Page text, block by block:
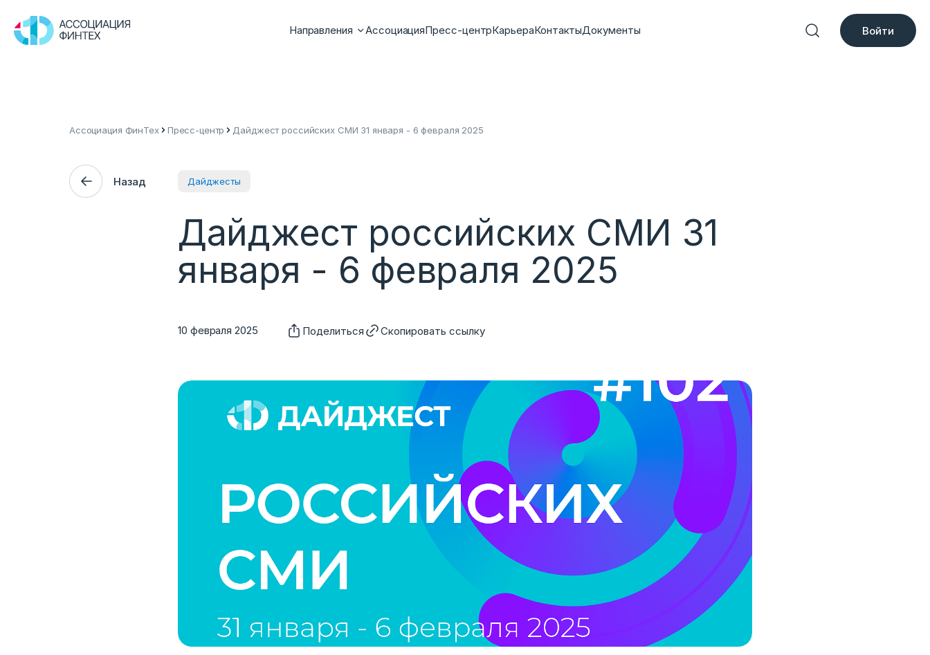
Направления АссоциацияПресс-центрКарьераКонтактыДокументы Войти
Ассоциация ФинТех Пресс-центр Дайджест российских СМИ 31 января - 6 февраля 2025
Назад
10 февраля 2025
Дайджесты
Дайджест российских СМИ 31
января - 6 февраля 2025
Поделиться Скопировать ссылку